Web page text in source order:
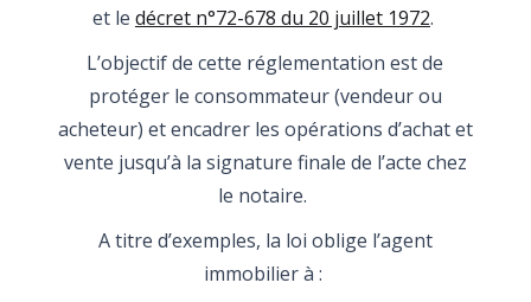
et le décret n°72-678 du 20 juillet 1972.
L’objectif de cette réglementation est de
protéger le consommateur (vendeur ou
acheteur) et encadrer les opérations d’achat et
vente jusqu’à la signature finale de l’acte chez
le notaire.
A titre d’exemples, la loi oblige l’agent
immobilier à :